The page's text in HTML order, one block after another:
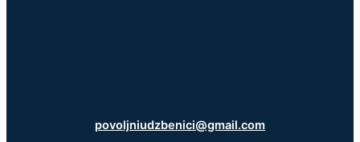
povoljniudzbenici@gmail.com